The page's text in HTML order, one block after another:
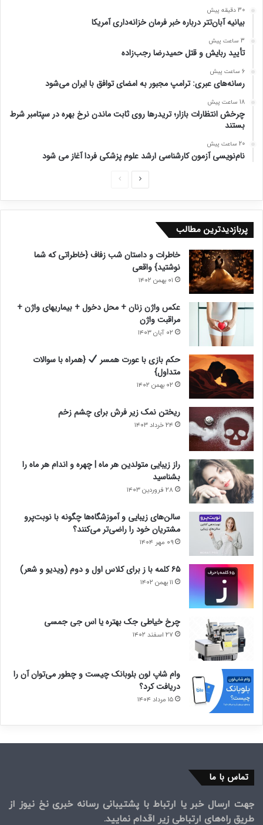
30 دقیقه پیش
بیانیه آبان‌تتر درباره خبر فرمان خزانه‌داری آمریکا
3 ساعت پیش
تأیید ربایش و قتل حمیدرضا رجب‌زاده
6 ساعت پیش
رسانه‌های عبری: ترامپ مجبور به امضای توافق با ایران می‌شود
18 ساعت پیش
چرخش انتظارات بازار؛ تریدرها روی ثابت ماندن نرخ بهره در سپتامبر شرط
بستند
20 ساعت پیش
نام‌نویسی آزمون کارشناسی ارشد علوم پزشکی فردا آغاز می شود
ح
ح
د
پربازدیدترین مطالب
خاطرات و داستان شب زفاف {خاطراتی که شما
نوشتید} واقعی
۰۱ بهمن ۱۴۰۲
عکس واژن زنان + محل دخول + بیماریهای واژن +
مراقبت واژن
۰۲ آبان ۱۴۰۳
حکم بازی با عورت همسر
{همراه با سوالات
متداول}
۰۲ بهمن ۱۴۰۲
ریختن نمک زیر فرش برای چشم زخم
۲۴ خرداد ۱۴۰۳
راز زیبایی متولدین هر ماه | چهره و اندام هر ماه را
بشناسید
۲۸ فروردین ۱۴۰۳
سالن‌های زیبایی و آموزشگاه‌ها چگونه با نوبت‌پرو
مشتریان خود را راضی‌تر می‌کنند؟
۰۹ مهر ۱۴۰۴
۶۵ کلمه با ز برای کلاس اول و دوم (ویدیو و شعر)
۱۱ بهمن ۱۴۰۲
چرخ خیاطی جک بهتره یا اس جی جمسی
۲۷ اسفند ۱۴۰۲
وام شاپ لون بلوبانک چیست و چطور می‌توان آن را
دریافت کرد؟
۱۵ مرداد ۱۴۰۴
تماس با ما
جهت ارسال خبر یا ارتباط با پشتیبانی رسانه خبری نخ نیوز از
طریق راه‌های ارتباطی زیر اقدام نمایید.